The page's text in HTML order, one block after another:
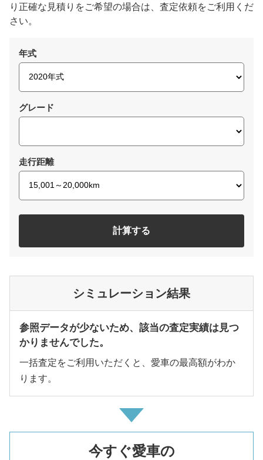
り正確な見積りをご希望の場合は、査定依頼をご利用くだ
さい。
年式
グレード
走行距離
計算する
シミュレーション結果
参照データが少ないため、該当の査定実績は見つ
かりませんでした。
一括査定をご利用いただくと、愛車の最高額がわか
ります。
今すぐ愛車の